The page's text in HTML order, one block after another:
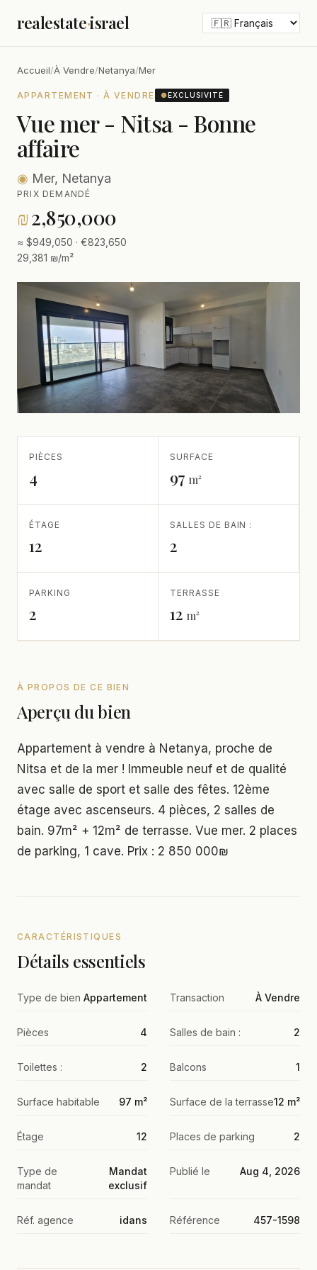
realestate·israel
Accueil/À Vendre/Netanya/Mer
APPARTEMENT · À VENDRE ●EXCLUSIVITÉ
Vue mer - Nitsa - Bonne
affaire
◉ Mer, Netanya
PRIX DEMANDÉ
₪2,850,000
≈ $949,050 · €823,650
29,381 ₪/m²
PIÈCES
4
SURFACE
97 m²
ÉTAGE
12
SALLES DE BAIN :
2
PARKING
2
TERRASSE
12 m²
À PROPOS DE CE BIEN
Aperçu du bien
Appartement à vendre à Netanya, proche de
Nitsa et de la mer ! Immeuble neuf et de qualité
avec salle de sport et salle des fêtes. 12ème
étage avec ascenseurs. 4 pièces, 2 salles de
bain. 97m² + 12m² de terrasse. Vue mer. 2 places
de parking, 1 cave. Prix : 2 850 000₪
CARACTÉRISTIQUES
Détails essentiels
Type de bien Appartement Transaction À Vendre
Pièces 4 Salles de bain : 2
Toilettes : 2 Balcons 1
Surface habitable 97 m² Surface de la terrasse12 m²
Étage 12 Places de parking 2
Type de
mandat
Mandat
exclusif
Publié le Aug 4, 2026
Réf. agence idans Référence 457-1598